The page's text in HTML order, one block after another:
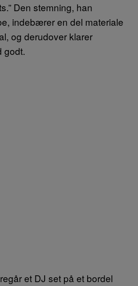
Den stemning, han
indebærer en del materiale
og derudover klarer
godt.
et DJ set på et bordel